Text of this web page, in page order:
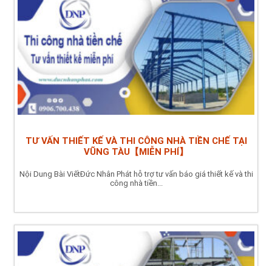
TƯ VẤN THIẾT KẾ VÀ THI CÔNG NHÀ TIỀN CHẾ TẠI
VŨNG TÀU【MIỄN PHÍ】
Nội Dung Bài ViếtĐức Nhân Phát hỗ trợ tư vấn báo giá thiết kế và thi
công nhà tiền...